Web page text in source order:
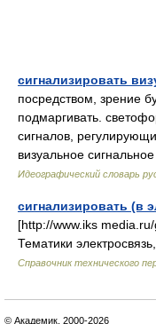
сигнализировать
посредством, зрение
подмаргивать.
сигналов,
визуальное
Идеографический словарь
сигнализировать (в
[http://www.iks
Тематики
Справочник технического
© Академик, 2000-2026